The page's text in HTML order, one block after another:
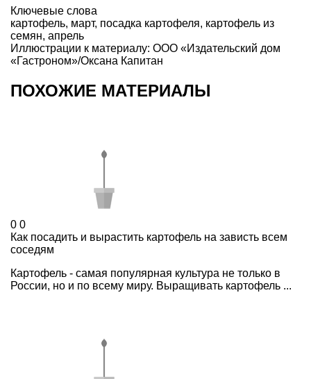
Ключевые слова
картофель, март, посадка картофеля, картофель из
семян, апрель
Иллюстрации к материалу: ООО «Издательский дом
«Гастроном»/Оксана Капитан
ПОХОЖИЕ МАТЕРИАЛЫ
0 0
Как посадить и вырастить картофель на зависть всем
соседям
Картофель - самая популярная культура не только в
России, но и по всему миру. Выращивать картофель ...